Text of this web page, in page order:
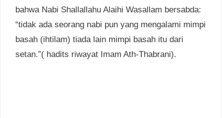
bahwa Nabi Shallallahu Alaihi Wasallam bersabda:
“tidak ada seorang nabi pun yang mengalami mimpi
basah (ihtilam) tiada lain mimpi basah itu dari
setan.”( hadits riwayat Imam Ath-Thabrani).